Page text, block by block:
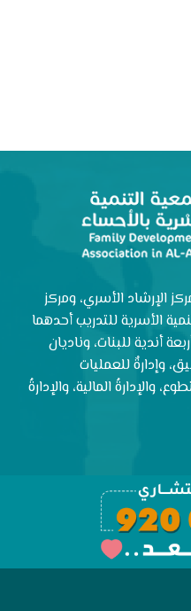
هي: مركز الإرشاد الأسري، ومركز
الأسرية للتدريب أحدهما
أندية للبنات، وناديان
وإدارةٌ للعمليات
والإدارةُ المالية، والإدارةُ